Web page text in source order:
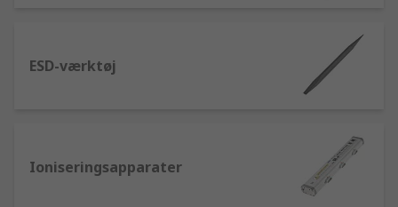
ESD-værktøj
Ioniseringsapparater